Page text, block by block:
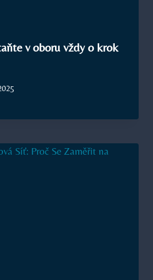
v oboru vždy o krok